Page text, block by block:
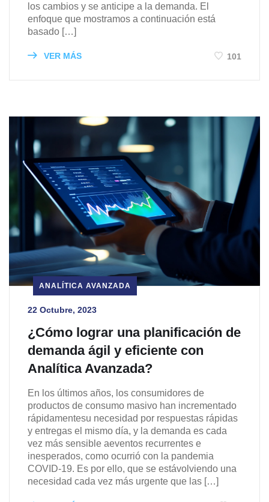
los cambios y se anticipe a la demanda. El
enfoque que mostramos a continuación está
basado […]
VER MÁS 101
ANALÍTICA AVANZADA
22 Octubre, 2023
¿Cómo lograr una planificación de
demanda ágil y eficiente con
Analítica Avanzada?
En los últimos años, los consumidores de
productos de consumo masivo han incrementado
rápidamentesu necesidad por respuestas rápidas
y entregas el mismo día, y la demanda es cada
vez más sensible aeventos recurrentes e
inesperados, como ocurrió con la pandemia
COVID-19. Es por ello, que se estávolviendo una
necesidad cada vez más urgente que las […]